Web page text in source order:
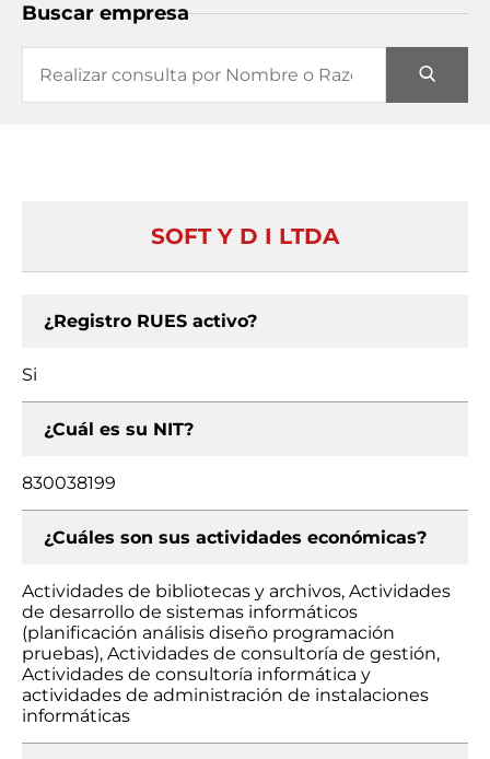
Buscar empresa
SOFT Y D I LTDA
¿Registro RUES activo?
Si
¿Cuál es su NIT?
830038199
¿Cuáles son sus actividades económicas?
Actividades de bibliotecas y archivos, Actividades
de desarrollo de sistemas informáticos
(planificación análisis diseño programación
pruebas), Actividades de consultoría de gestión,
Actividades de consultoría informática y
actividades de administración de instalaciones
informáticas